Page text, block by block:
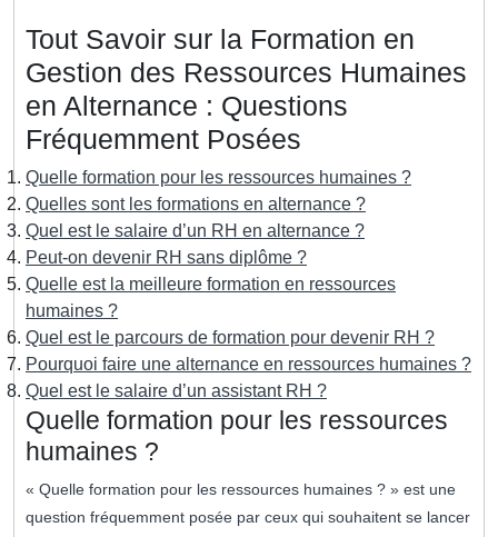
Tout Savoir sur la Formation en
Gestion des Ressources Humaines
en Alternance : Questions
Fréquemment Posées
Quelle formation pour les ressources humaines ?
Quelles sont les formations en alternance ?
Quel est le salaire d’un RH en alternance ?
Peut-on devenir RH sans diplôme ?
Quelle est la meilleure formation en ressources
humaines ?
Quel est le parcours de formation pour devenir RH ?
Pourquoi faire une alternance en ressources humaines ?
Quel est le salaire d’un assistant RH ?
Quelle formation pour les ressources
humaines ?
« Quelle formation pour les ressources humaines ? » est une
question fréquemment posée par ceux qui souhaitent se lancer